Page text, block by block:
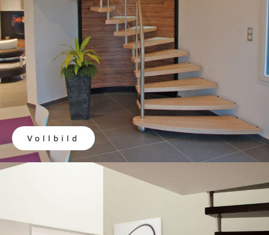
Vollbild